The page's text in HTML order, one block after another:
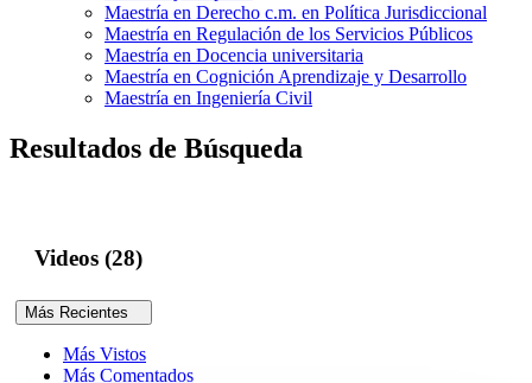
Maestría en Derecho c.m. en Política Jurisdiccional
Maestría en Regulación de los Servicios Públicos
Maestría en Docencia universitaria
Maestría en Cognición Aprendizaje y Desarrollo
Maestría en Ingeniería Civil
Resultados de Búsqueda
Videos (28)
Más Recientes
Más Vistos
Más Comentados